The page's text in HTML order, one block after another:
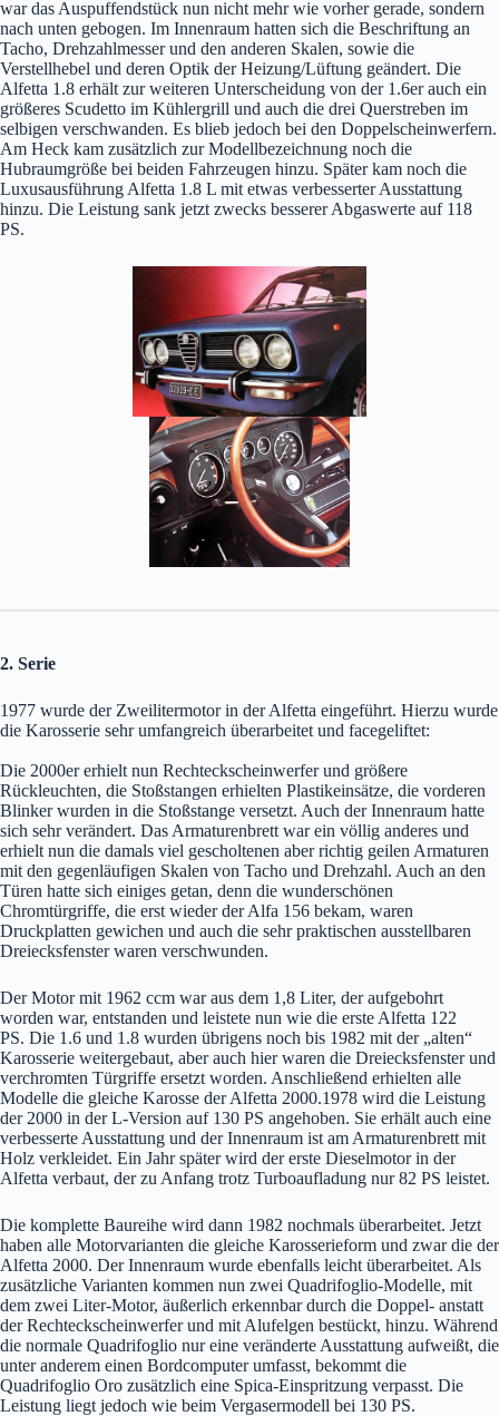
war das Auspuffendstück nun nicht mehr wie vorher gerade, sondern
nach unten gebogen. Im Innenraum hatten sich die Beschriftung an
Tacho, Drehzahlmesser und den anderen Skalen, sowie die
Verstellhebel und deren Optik der Heizung/Lüftung geändert. Die
Alfetta 1.8 erhält zur weiteren Unterscheidung von der 1.6er auch ein
größeres Scudetto im Kühlergrill und auch die drei Querstreben im
selbigen verschwanden. Es blieb jedoch bei den Doppelscheinwerfern.
Am Heck kam zusätzlich zur Modellbezeichnung noch die
Hubraumgröße bei beiden Fahrzeugen hinzu. Später kam noch die
Luxusausführung Alfetta 1.8 L mit etwas verbesserter Ausstattung
hinzu. Die Leistung sank jetzt zwecks besserer Abgaswerte auf 118
PS.
2. Serie
1977 wurde der Zweilitermotor in der Alfetta eingeführt. Hierzu wurde
die Karosserie sehr umfangreich überarbeitet und facegeliftet:
Die 2000er erhielt nun Rechteckscheinwerfer und größere
Rückleuchten, die Stoßstangen erhielten Plastikeinsätze, die vorderen
Blinker wurden in die Stoßstange versetzt. Auch der Innenraum hatte
sich sehr verändert. Das Armaturenbrett war ein völlig anderes und
erhielt nun die damals viel gescholtenen aber richtig geilen Armaturen
mit den gegenläufigen Skalen von Tacho und Drehzahl. Auch an den
Türen hatte sich einiges getan, denn die wunderschönen
Chromtürgriffe, die erst wieder der Alfa 156 bekam, waren
Druckplatten gewichen und auch die sehr praktischen ausstellbaren
Dreiecksfenster waren verschwunden.
Der Motor mit 1962 ccm war aus dem 1,8 Liter, der aufgebohrt
worden war, entstanden und leistete nun wie die erste Alfetta 122
PS. Die 1.6 und 1.8 wurden übrigens noch bis 1982 mit der „alten“
Karosserie weitergebaut, aber auch hier waren die Dreiecksfenster und
verchromten Türgriffe ersetzt worden. Anschließend erhielten alle
Modelle die gleiche Karosse der Alfetta 2000.1978 wird die Leistung
der 2000 in der L-Version auf 130 PS angehoben. Sie erhält auch eine
verbesserte Ausstattung und der Innenraum ist am Armaturenbrett mit
Holz verkleidet. Ein Jahr später wird der erste Dieselmotor in der
Alfetta verbaut, der zu Anfang trotz Turboaufladung nur 82 PS leistet.
Die komplette Baureihe wird dann 1982 nochmals überarbeitet. Jetzt
haben alle Motorvarianten die gleiche Karosserieform und zwar die der
Alfetta 2000. Der Innenraum wurde ebenfalls leicht überarbeitet. Als
zusätzliche Varianten kommen nun zwei Quadrifoglio-Modelle, mit
dem zwei Liter-Motor, äußerlich erkennbar durch die Doppel- anstatt
der Rechteckscheinwerfer und mit Alufelgen bestückt, hinzu. Während
die normale Quadrifoglio nur eine veränderte Ausstattung aufweißt, die
unter anderem einen Bordcomputer umfasst, bekommt die
Quadrifoglio Oro zusätzlich eine Spica-Einspritzung verpasst. Die
Leistung liegt jedoch wie beim Vergasermodell bei 130 PS.